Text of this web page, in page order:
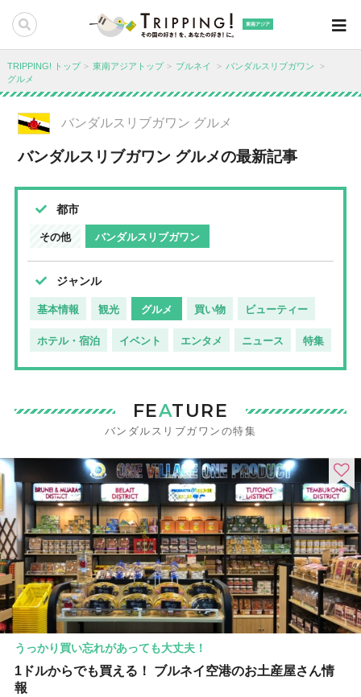
東南アジア
TRIPPING! トップ 東南アジアトップ ブルネイ
バンダルスリブガワン
グルメ
バンダルスリブガワン グルメ
バンダルスリブガワン グルメの最新記事
都市
その他 バンダルスリブガワン
ジャンル
基本情報 観光 グルメ 買い物 ビューティー
ホテル・宿泊 イベント エンタメ ニュース 特集
FEATURE
バンダルスリブガワンの特集
うっかり買い忘れがあっても大丈夫！
1ドルからでも買える！ ブルネイ空港のお土産屋さん情
報